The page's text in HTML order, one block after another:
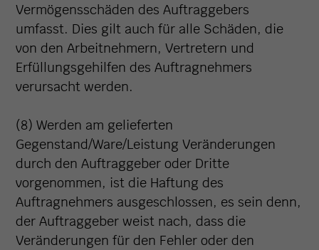
Vermögensschäden des Auftraggebers
umfasst. Dies gilt auch für alle Schäden, die
von den Arbeitnehmern, Vertretern und
Erfüllungsgehilfen des Auftragnehmers
verursacht werden.
(8) Werden am gelieferten
Gegenstand/Ware/Leistung Veränderungen
durch den Auftraggeber oder Dritte
vorgenommen, ist die Haftung des
Auftragnehmers ausgeschlossen, es sein denn,
der Auftraggeber weist nach, dass die
Veränderungen für den Fehler oder den